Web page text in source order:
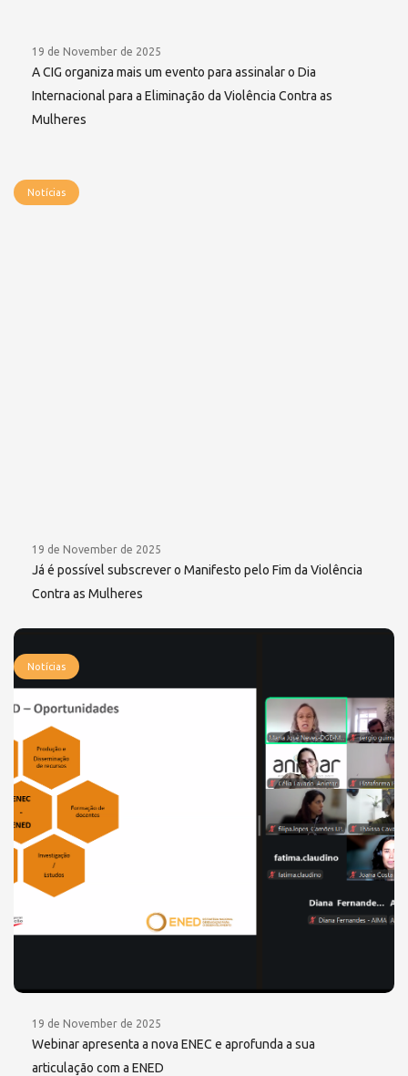
19 de November de 2025
A CIG organiza mais um evento para assinalar o Dia
Internacional para a Eliminação da Violência Contra as
Mulheres
Notícias
19 de November de 2025
Já é possível subscrever o Manifesto pelo Fim da Violência
Contra as Mulheres
Notícias
19 de November de 2025
Webinar apresenta a nova ENEC e aprofunda a sua
articulação com a ENED